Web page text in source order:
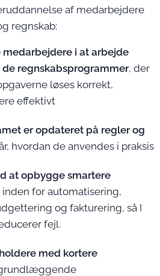
af medarbejdere
regnskab:
i at arbejde
de regnskabsprogrammer, der
løses korrekt,
effektivt
er opdateret på regler og
hvordan de anvendes i praksis
at opbygge smartere
inden for automatisering,
og fakturering, så I
fejl.
med kortere